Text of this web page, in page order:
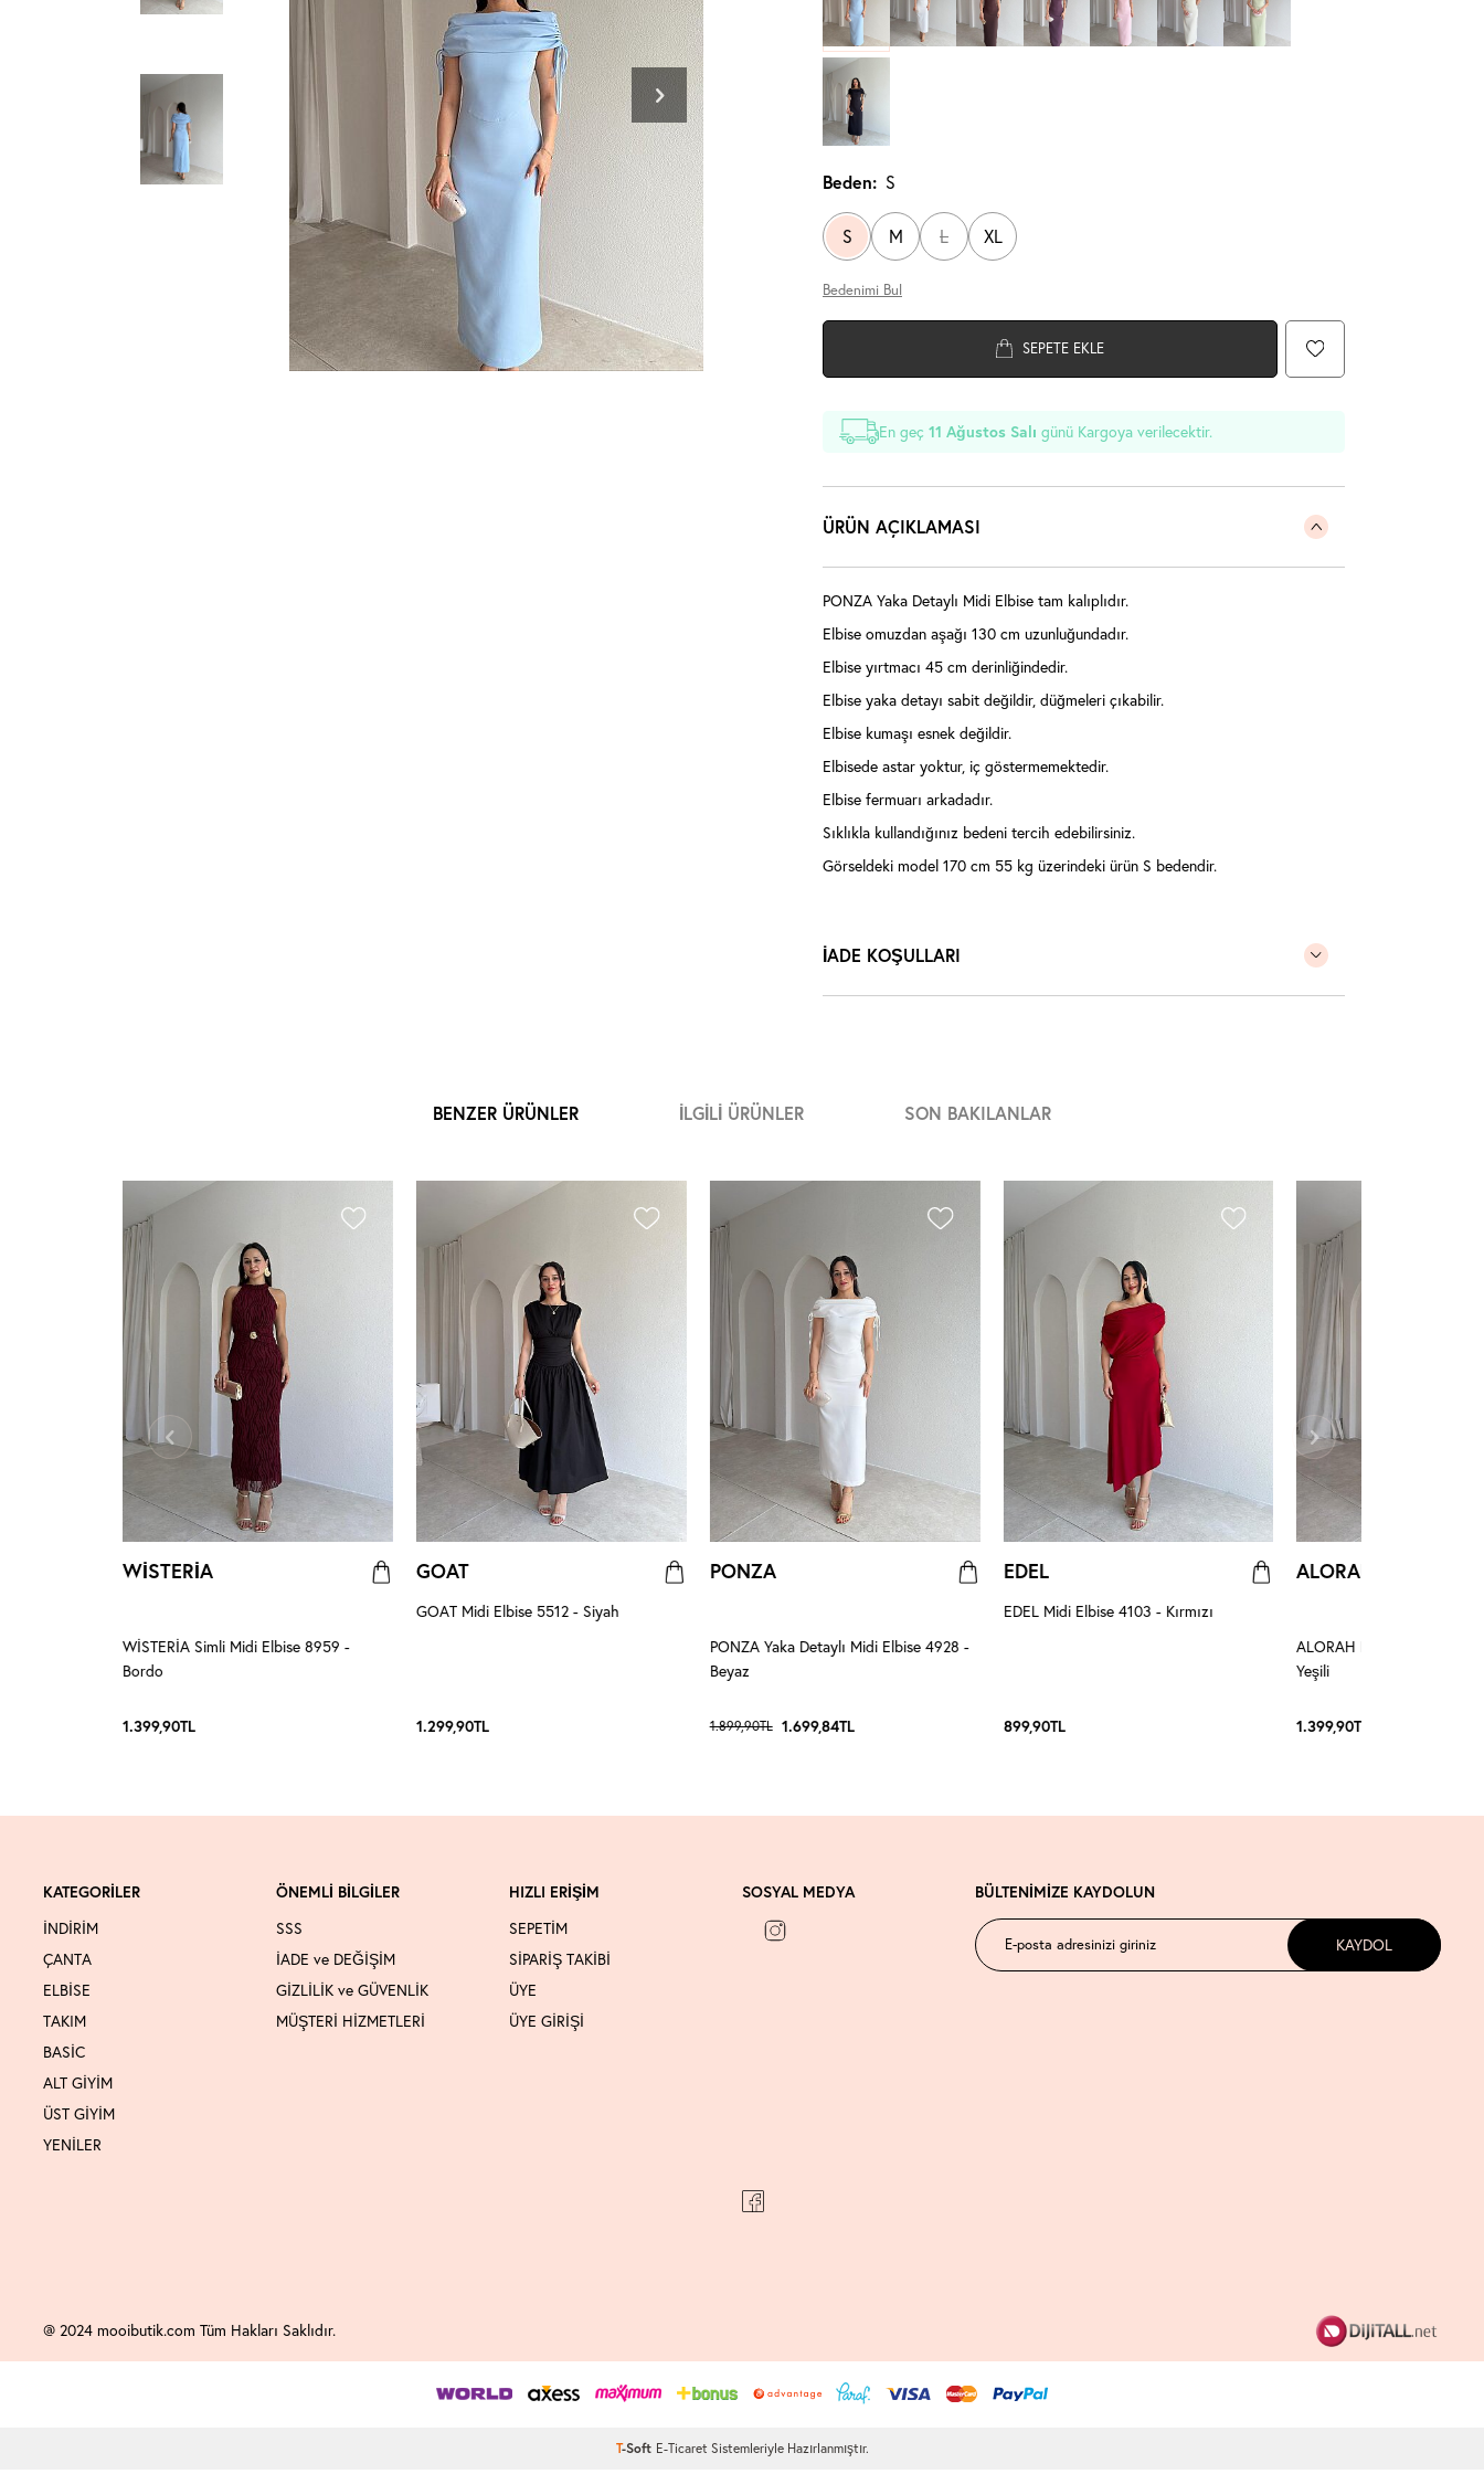
Beden: S
S M L XL
Bedenimi Bul
SEPETE EKLE
En geç11 Ağustos Salı günü Kargoya verilecektir.
ÜRÜN AÇIKLAMASI
PONZA Yaka Detaylı Midi Elbise tam kalıplıdır.
Elbise omuzdan aşağı 130 cm uzunluğundadır.
Elbise yırtmacı 45 cm derinliğindedir.
Elbise yaka detayı sabit değildir, düğmeleri çıkabilir.
Elbise kumaşı esnek değildir.
Elbisede astar yoktur, iç göstermemektedir.
Elbise fermuarı arkadadır.
Sıklıkla kullandığınız bedeni tercih edebilirsiniz.
Görseldeki model 170 cm 55 kg üzerindeki ürün S bedendir.
İADE KOŞULLARI
BENZER ÜRÜNLER İLGILI ÜRÜNLER SON BAKILANLAR
WİSTERİA
WİSTERİA Simli Midi Elbise 8959 -
Bordo
1.399,90TL
GOAT
GOAT Midi Elbise 5512 - Siyah
1.299,90TL
PONZA
PONZA Yaka Detaylı Midi Elbise 4928 -
Beyaz
1.899,90TL 1.699,84TL
EDEL
EDEL Midi Elbise 4103 - Kırmızı
899,90TL
ALORAH
ALORAH Kemerli Midi
Yeşili
1.399,90TL
KATEGORİLER
İNDİRİM
ÇANTA
ELBİSE
TAKIM
BASİC
ALT GİYİM
ÜST GİYİM
YENİLER
ÖNEMLİ BİLGİLER
SSS
İADE ve DEĞİŞİM
GİZLİLİK ve GÜVENLİK
MÜŞTERİ HİZMETLERİ
HIZLI ERİŞİM
SEPETİM
SİPARİŞ TAKİBİ
ÜYE
ÜYE GİRİŞİ
SOSYAL MEDYA BÜLTENİMİZE KAYDOLUN
KAYDOL
@ 2024 mooibutik.com Tüm Hakları Saklıdır.
T-Soft E-Ticaret Sistemleriyle Hazırlanmıştır.